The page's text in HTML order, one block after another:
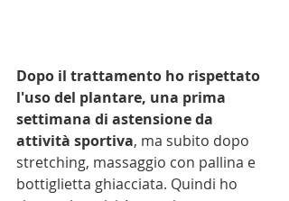
Dopo il trattamento ho rispettato
l'uso del plantare, una prima
settimana di astensione da
attività sportiva, ma subito dopo
stretching, massaggio con pallina e
bottiglietta ghiacciata. Quindi ho